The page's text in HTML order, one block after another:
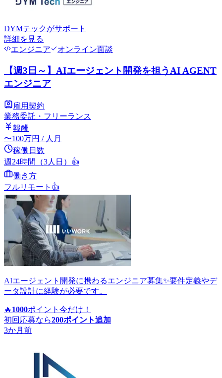
DYMテックがサポート
詳細を見る
エンジニア
オンライン面談
【週3日～】AIエージェント開発を担うAI AGENT
エンジニア
雇用契約
業務委託・フリーランス
報酬
〜100万円 / 人月
稼働日数
週24時間（3人日） 👍
働き方
フルリモート 👍
AIエージェント開発に携わるエンジニア募集✨要件定義やデ
ータ設計に経験が必要です。
🔥 1000ポイント 今だけ！
初回応募なら200ポイント追加
3か月前